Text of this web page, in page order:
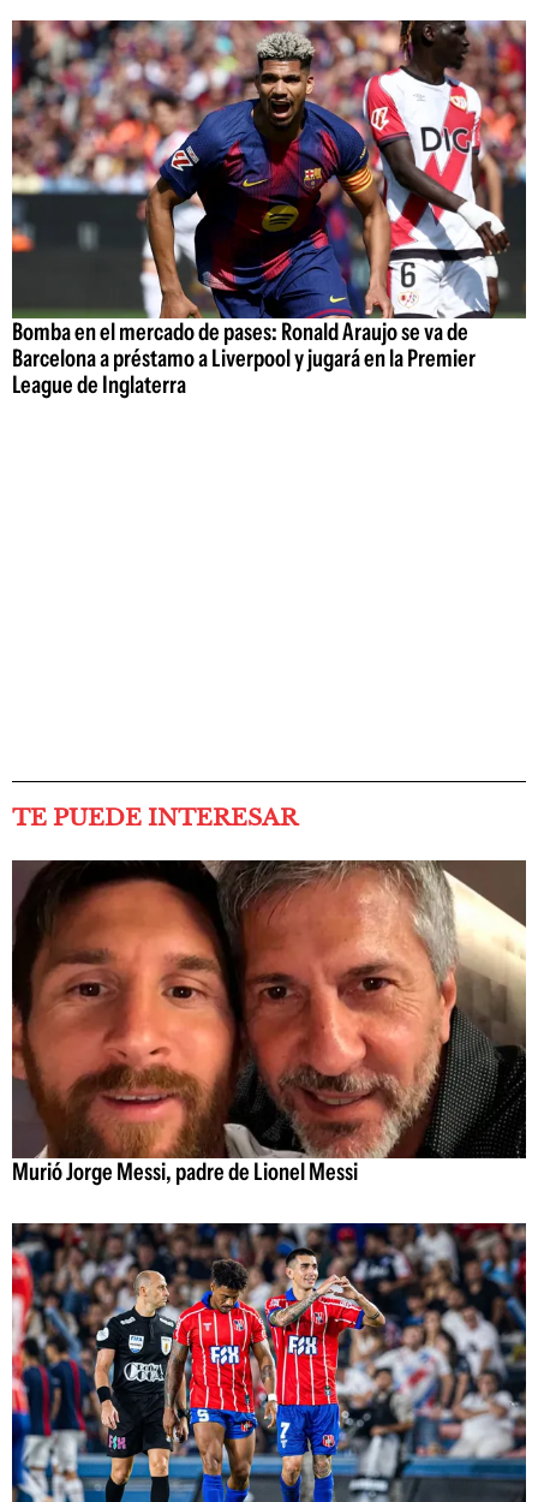
Bomba en el mercado de pases: Ronald Araujo se va de
Barcelona a préstamo a Liverpool y jugará en la Premier
League de Inglaterra
TE PUEDE INTERESAR
Murió Jorge Messi, padre de Lionel Messi